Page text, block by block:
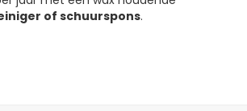
of schuurspons.